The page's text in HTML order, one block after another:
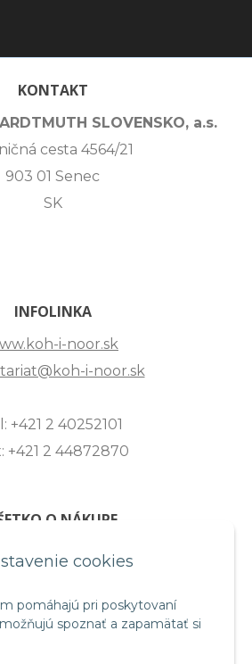
cookies
pomáhajú pri poskytovaní
spoznať a zapamätať si
KONTAKT
SLOVENSKO, a.s.
cesta 4564/21
903 01 Senec
SK
INFOLINKA
i-noor.sk
i-noor.sk
+421 2 40252101
+421 2 44872870
O NÁKUPE
OTÁZKY
PODMIENKY
PORIADOK